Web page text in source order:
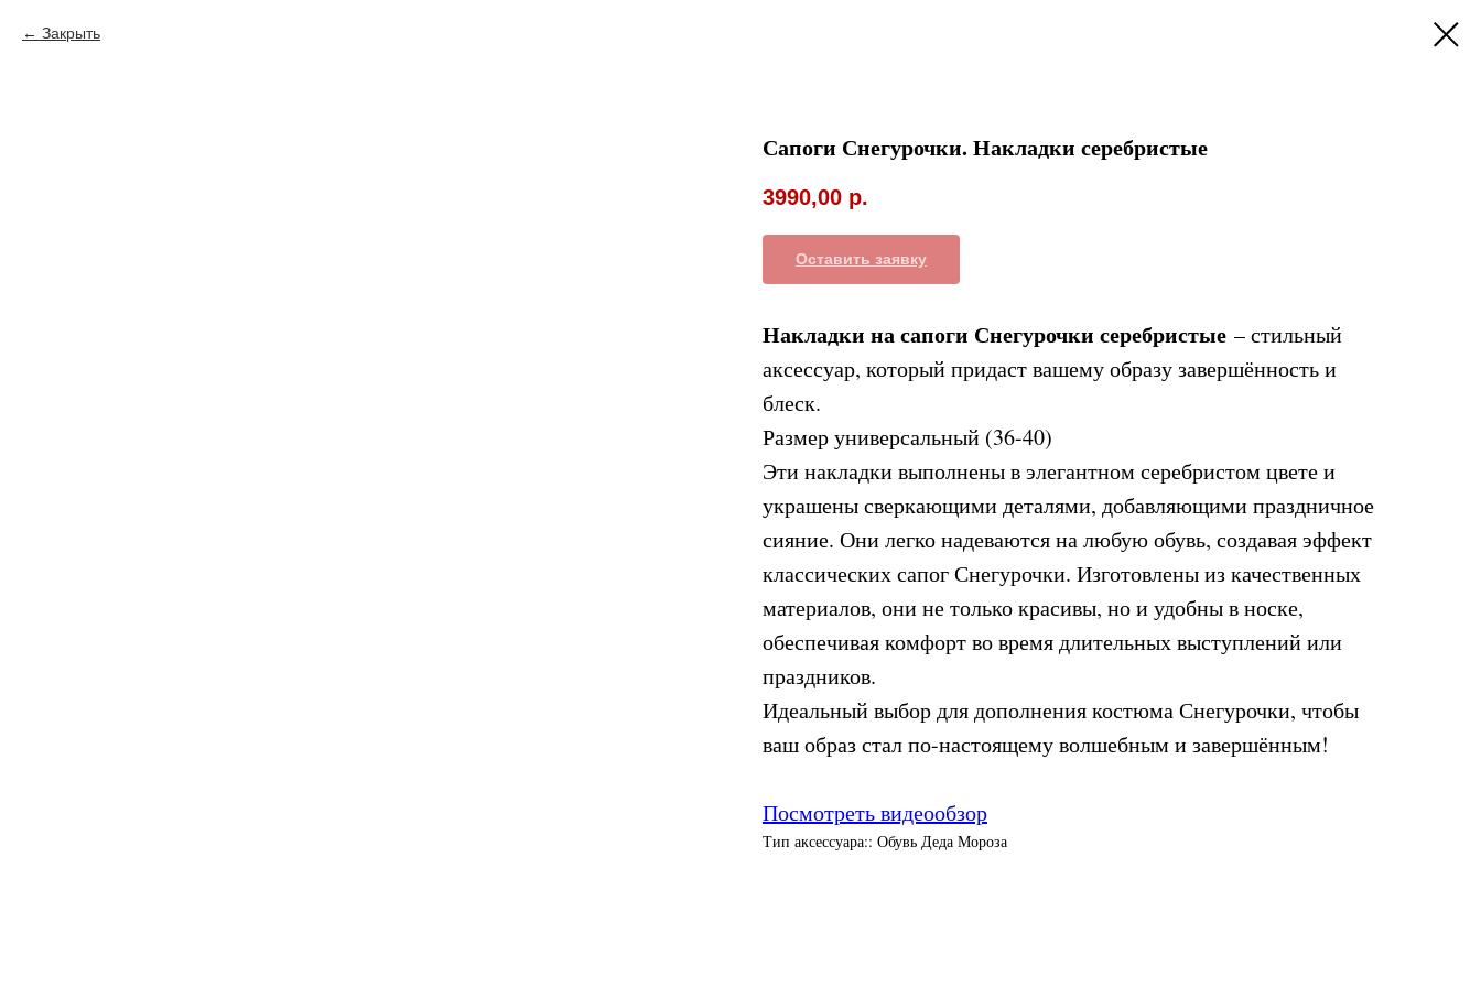
Закрыть
Сапоги Снегурочки. Накладки серебристые
3990,00 р.
Оставить заявку
Накладки на сапоги Снегурочки серебристые – стильный
аксессуар, который придаст вашему образу завершённость и
блеск.
Размер универсальный (36-40)
Эти накладки выполнены в элегантном серебристом цвете и
украшены сверкающими деталями, добавляющими праздничное
сияние. Они легко надеваются на любую обувь, создавая эффект
классических сапог Снегурочки. Изготовлены из качественных
материалов, они не только красивы, но и удобны в носке,
обеспечивая комфорт во время длительных выступлений или
праздников.
Идеальный выбор для дополнения костюма Снегурочки, чтобы
ваш образ стал по-настоящему волшебным и завершённым!
Посмотреть видеообзор
Тип аксессуара:: Обувь Деда Мороза